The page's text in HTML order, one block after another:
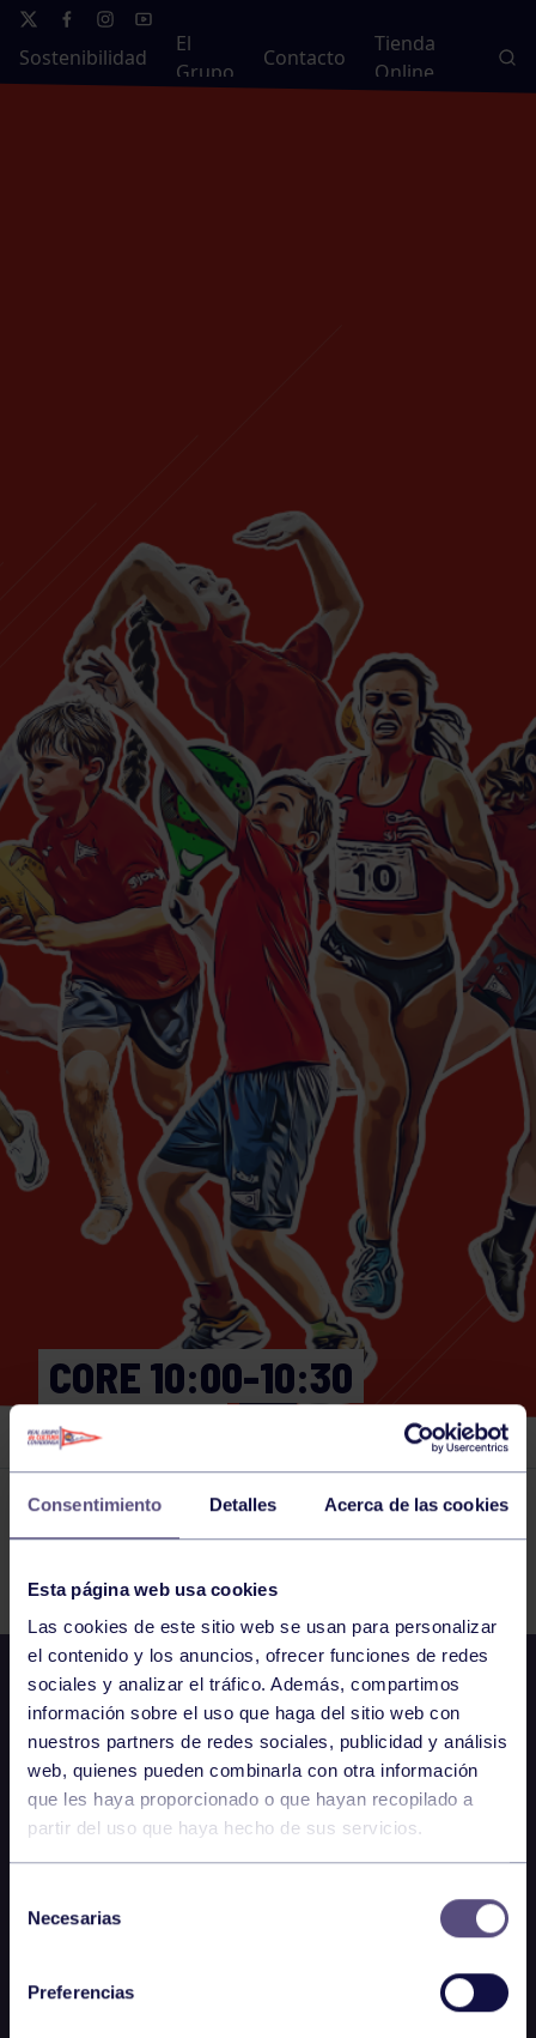
Consentimiento Detalles Acerca de las cookies
Esta página web usa cookies
Las cookies de este sitio web se usan para personalizar
el contenido y los anuncios, ofrecer funciones de redes
sociales y analizar el tráfico. Además, compartimos
información sobre el uso que haga del sitio web con
nuestros partners de redes sociales, publicidad y análisis
web, quienes pueden combinarla con otra información
que les haya proporcionado o que hayan recopilado a
partir del uso que haya hecho de sus servicios.
Necesarias
Preferencias
Sostenibilidad
El
Grupo
Contacto
Tienda
Online
CORE 10:00-10:30
GIMNASIO